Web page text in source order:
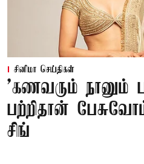
சினிமா செய்திகள்
’கணவரும் நானும்
பற்றிதான்
சிங்